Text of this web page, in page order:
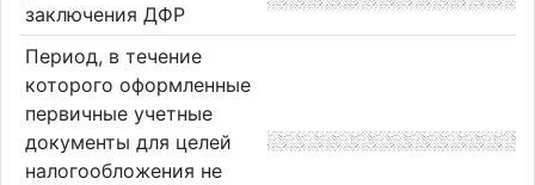
заключения ДФР
Период, в течение
которого оформленные
первичные учетные
документы для целей
налогообложения не